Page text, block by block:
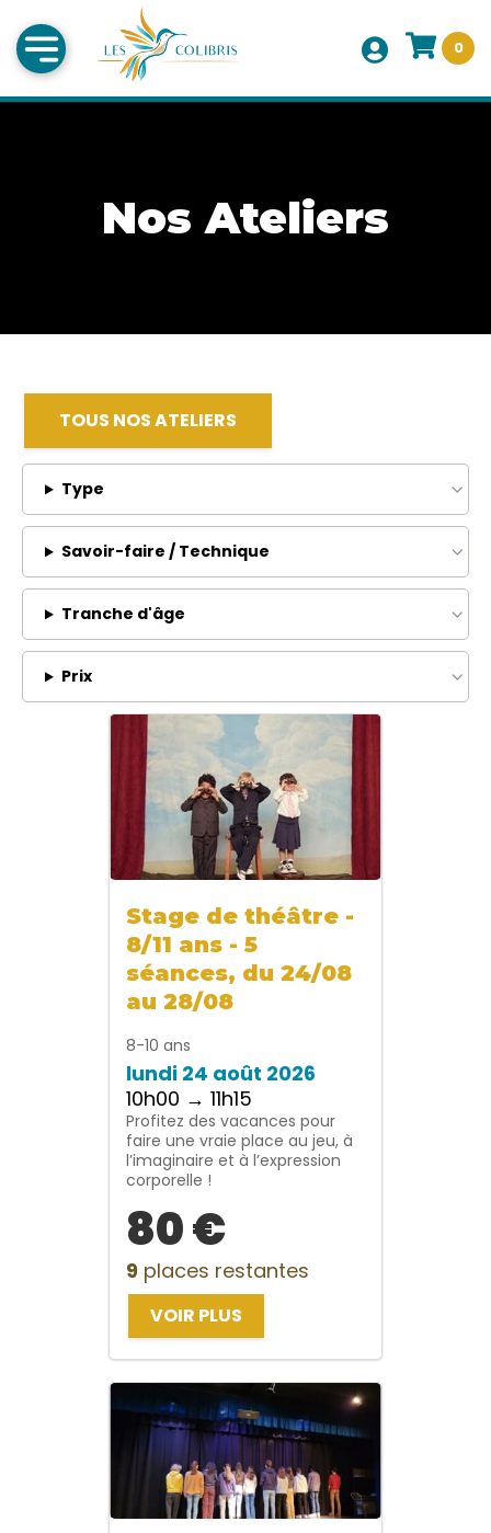
0
Nos Ateliers
TOUS NOS ATELIERS
Type
Savoir-faire / Technique
Tranche d'âge
Prix
Stage de théâtre -
8/11 ans - 5
séances, du 24/08
au 28/08
8-10 ans
lundi 24 août 2026
10h00 → 11h15
Profitez des vacances pour
faire une vraie place au jeu, à
l’imaginaire et à l’expression
corporelle !
80 €
9 places restantes
VOIR PLUS